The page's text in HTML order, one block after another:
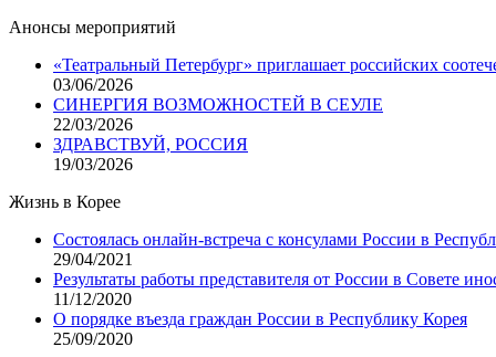
Анонсы мероприятий
«Театральный Петербург» приглашает российских
03/06/2026
СИНЕРГИЯ ВОЗМОЖНОСТЕЙ В СЕУЛЕ
22/03/2026
ЗДРАВСТВУЙ, РОССИЯ
19/03/2026
Жизнь в Корее
Состоялась онлайн-встреча с консулами России в
29/04/2021
Результаты работы представителя от России в Совете
11/12/2020
О порядке въезда граждан России в Республику Корея
25/09/2020